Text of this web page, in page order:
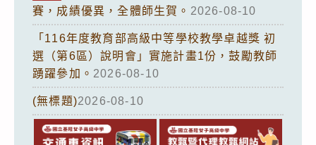
賽，成績優異，全體師生賀。 2026-08-10
「116年度教育部高級中等學校教學卓越獎 初
選（第6區）說明會」實施計畫1份，鼓勵教師
踴躍參加。 2026-08-10
(無標題)2026-08-10